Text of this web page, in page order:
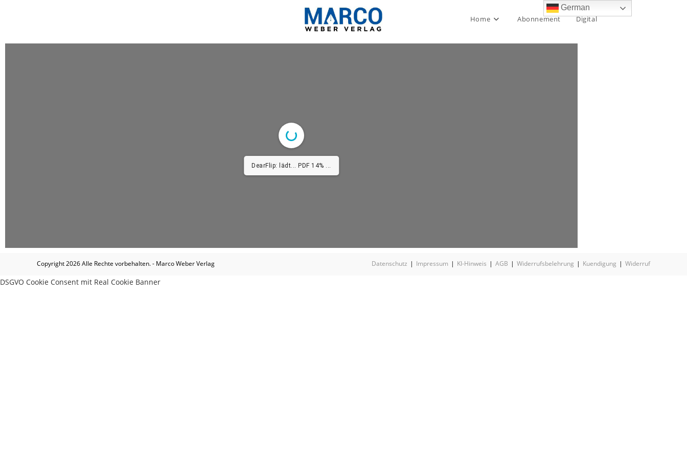
Home Abonnement Digital
DearFlip: lädt... PDF 14% ...
Datenschutz Impressum KI-Hinweis AGB Widerrufsbelehrung Kuendigung Widerruf
Copyright 2026 Alle Rechte vorbehalten. - Marco Weber Verlag
German
DSGVO Cookie Consent mit Real Cookie Banner